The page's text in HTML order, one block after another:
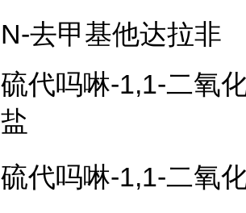
N-去甲基他达拉非
硫代吗啉-1,1-二氧
盐
硫代吗啉-1,1-二氧